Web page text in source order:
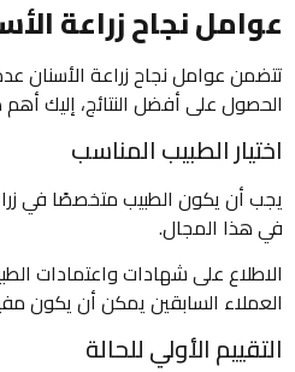
عوامل نجاح زراعة
تتضمن عوامل نجاح زراعة الأسنان
الحصول على أفضل النتائج، إليك
اختيار الطبيب المناسب
يجب أن يكون الطبيب متخصصًا في
في هذا المجال.
الاطلاع على شهادات واعتمادات
العملاء السابقين يمكن أن يكون
التقييم الأولي للحالة